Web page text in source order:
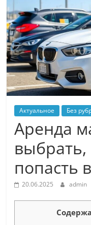
Актуальное Без
Аренда
выбрать,
попасть
20.06.2025 admin